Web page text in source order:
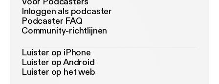
Inloggen als podcaster
Podcaster FAQ
Community-richtlijnen
Luister op iPhone
Luister op Android
Luister op het web